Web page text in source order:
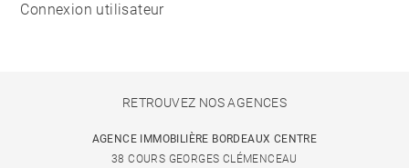
Connexion utilisateur
RETROUVEZ NOS AGENCES
AGENCE IMMOBILIÈRE BORDEAUX CENTRE
38 COURS GEORGES CLÉMENCEAU